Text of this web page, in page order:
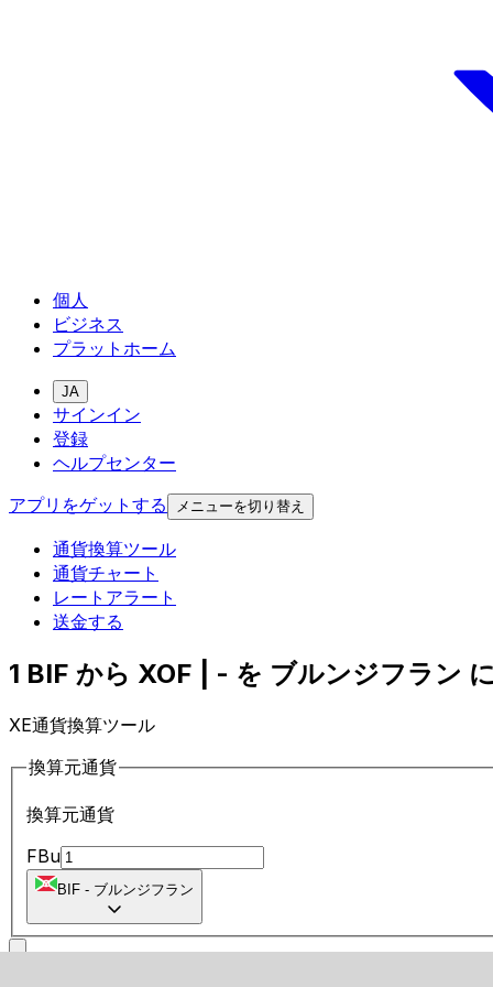
個人
ビジネス
プラットホーム
JA
サインイン
登録
ヘルプセンター
アプリをゲットする
メニューを切り替え
通貨換算ツール
通貨チャート
レートアラート
送金する
1 BIF から XOF | - を ブルンジフラン
XE通貨換算ツール
換算元通貨
換算元通貨
FBu
BIF - ブルンジフラン